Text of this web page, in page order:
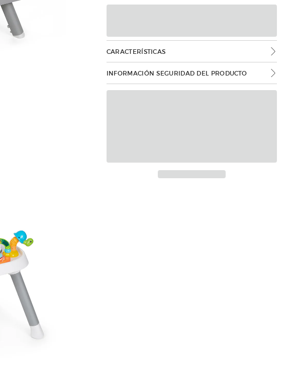
CARACTERÍSTICAS
INFORMACIÓN SEGURIDAD DEL PRODUCTO